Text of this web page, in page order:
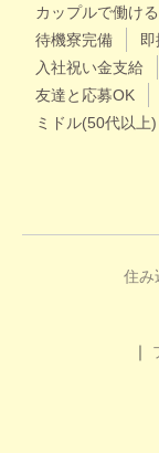
カップルで働ける
待機寮完備
入社祝い金支給
友達と応募OK
ミドル(50代以上
住み